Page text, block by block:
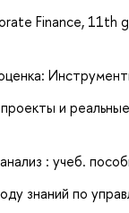
Finance, 11th
и
: учеб.
знаний по